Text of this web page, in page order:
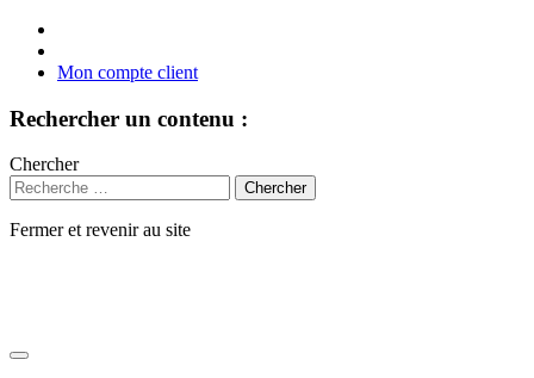
Mon compte client
Rechercher un contenu :
Chercher
Fermer et revenir au site